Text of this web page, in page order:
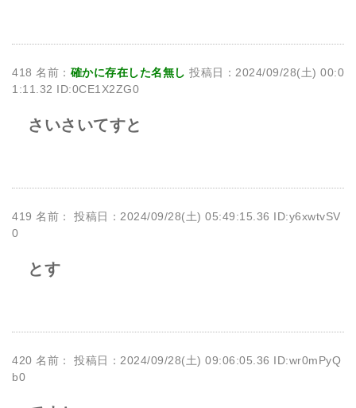
418 名前： 確かに存在した名無し 投稿日：2024/09/28(土) 00:0
1:11.32 ID:0CE1X2ZG0
さいさいてすと
419 名前：
投稿日：2024/09/28(土) 05:49:15.36 ID:y6xwtvSV
0
とす
420 名前：
投稿日：2024/09/28(土) 09:06:05.36 ID:wr0mPyQ
b0